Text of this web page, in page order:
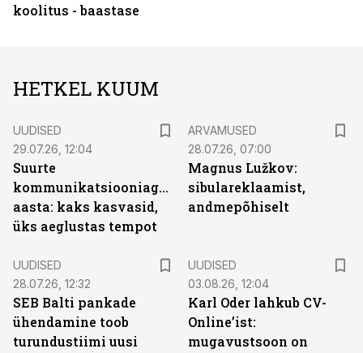
koolitus - baastase
HETKEL KUUM
UUDISED
29.07.26, 12:04
Suurte
kommunikatsiooniagentuuride
aasta: kaks kasvasid,
üks aeglustas tempot
ARVAMUSED
28.07.26, 07:00
Magnus Lužkov:
sibulareklaamist,
andmepõhiselt
UUDISED
28.07.26, 12:32
SEB Balti pankade
ühendamine toob
turundustiimi uusi
UUDISED
03.08.26, 12:04
Karl Oder lahkub CV-
Online’ist:
mugavustsoon on